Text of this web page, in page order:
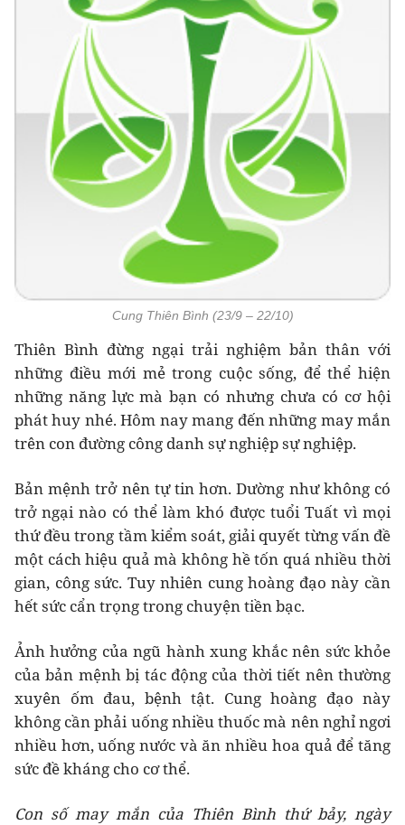
Cung Thiên Bình (23/9 – 22/10)
Thiên Bình đừng ngại trải nghiệm bản thân với
những điều mới mẻ trong cuộc sống, để thể hiện
những năng lực mà bạn có nhưng chưa có cơ hội
phát huy nhé. Hôm nay mang đến những may mắn
trên con đường công danh sự nghiệp sự nghiệp.
Bản mệnh trở nên tự tin hơn. Dường như không có
trở ngại nào có thể làm khó được tuổi Tuất vì mọi
thứ đều trong tầm kiểm soát, giải quyết từng vấn đề
một cách hiệu quả mà không hề tốn quá nhiều thời
gian, công sức. Tuy nhiên cung hoàng đạo này cần
hết sức cẩn trọng trong chuyện tiền bạc.
Ảnh hưởng của ngũ hành xung khắc nên sức khỏe
của bản mệnh bị tác động của thời tiết nên thường
xuyên ốm đau, bệnh tật. Cung hoàng đạo này
không cần phải uống nhiều thuốc mà nên nghỉ ngơi
nhiều hơn, uống nước và ăn nhiều hoa quả để tăng
sức đề kháng cho cơ thể.
Con số may mắn của Thiên Bình thứ bảy, ngày